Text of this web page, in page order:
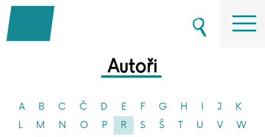
Autoři
A B C Č D E F G H I J
K
L
M N O P R S Š T U V
W